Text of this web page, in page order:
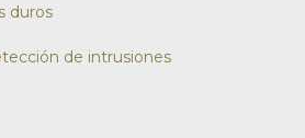
duros
de intrusiones